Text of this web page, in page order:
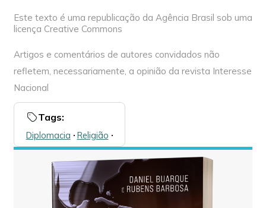
Este texto é uma republicação da Agência Brasil sob uma
licença Creative Commons
Artigos e comentários de autores convidados não
refletem, necessariamente, a opinião da revista Interesse
Nacional
Tags:
Diplomacia 🞌 Religião 🞌